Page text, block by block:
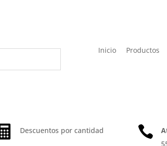
Inicio Productos
 Descuentos por cantidad 